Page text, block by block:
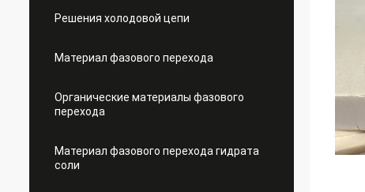
Решения холодовой цепи
Материал фазового перехода
Органические материалы фазового
перехода
Материал фазового перехода гидрата
соли